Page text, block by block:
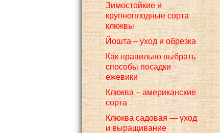
Зимостойкие и
крупноплодные сорта
клюквы
Йошта – уход и обрезка
Как правильно выбрать
способы посадки
ежевики
Клюква – американские
сорта
Клюква садовая — уход
и выращивание